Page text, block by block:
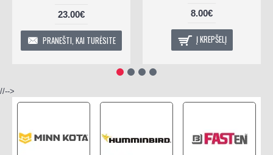
23.00€
PRANEŠTI, KAI TURĖSITE
8.00€
Į KREPŠELĮ
//-->